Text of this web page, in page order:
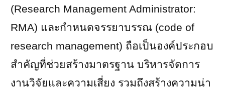
(Research Management Administrator:
RMA) และกำหนดจรรยาบรรณ (code of
research management) ถือเป็นองค์ประกอบ
สำคัญที่ช่วยสร้างมาตรฐาน บริหารจัดการ
งานวิจัยและความเสี่ยง รวมถึงสร้างความน่า